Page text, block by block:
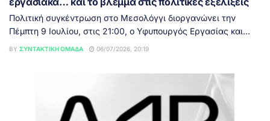
Πολιτική συγκέντρωση στο Μεσολόγγι διοργανώνει την
Πέμπτη 9 Ιουλίου, στις 21:00, ο Υφυπουργός Εργασίας και...
BY ΣΥΝΤΑΚΤΙΚΉ ΟΜΆΔΑ 06/07/2026, 20:19